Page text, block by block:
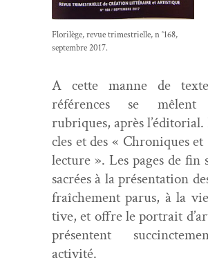
Flo­rilège, revue trimestrielle,n °168,
sep­tem­bre 2017.
A cette manne de
références se mêlent
rubriques, après
cles et des « Chroniques
lec­ture ». Les pages de
sacrées à la présen­ta­tion
fraîche­ment parus, à la
tive, et offre le por­trait
présen­tent
activité.